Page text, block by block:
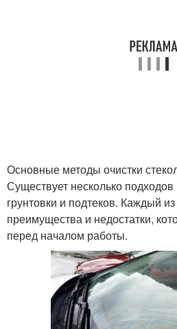
Основные методы очистки
Существует несколько подходов
грунтовки и подтеков. Каждый
преимущества и недостатки,
перед началом работы.